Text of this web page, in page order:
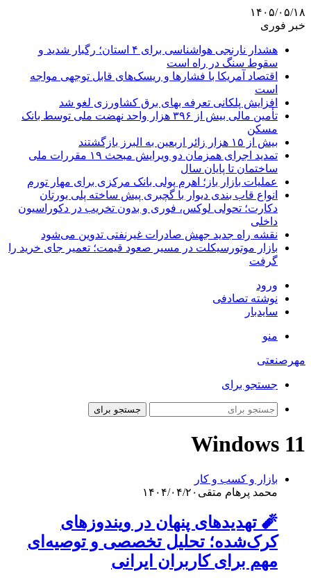
۱۴۰۵/۰۵/۱۸
خبر فوری
هشدار نارنجی هواشناسی برای ۴ استان؛ رگبار شدید و
سقوط سنگ در راه است
اقتصاد آمریکا با فشارها و ریسک‌های قابل توجهی مواجه
است
افزایش پلکانی تعرفه بهای برق کشاورزی لغو شد
تأمین مالی بیش از ۳۹۶ هزار واحد نهضت ملی توسط بانک
مسکن
بیش از ۱۵ هزار زائر اربعین به البرز بازگشتند
تمدید اجرای همزمان دو ویرایش مبحث ۱۹ مقررات ملی
ساختمان تا پایان سال
عملیات بازار باز؛ اهرم پولی بانک مرکزی برای مهار تورم
انواع قاب بندی دیوار با گچبری پیش ساخته پلی یورتان
دکارت؛ تحولی لوکس، فوری و بدون تخریب در دکوراسیون
داخلی
نقشه راه جدید جهش صادرات غیرنفتی تدوین می‌شود
بازار موتورسیکلت در مسیر صعود قیمت؛ تعمیر جای خرید را
گرفت
ورود
نوشته تصادفی
سایدبار
منو
مهرصنعتی
جستجو برای
جستجو برای
Windows 11
بازار و کسب و کار
محمد پرهام متقی ۱۴۰۴/۰۴/۲۰
🧨 تهدیدهای پنهان در ویندوزهای
کرک‌شده؛ تحلیل تخصصی و توصیه‌ای
مهم برای کاربران ایرانی